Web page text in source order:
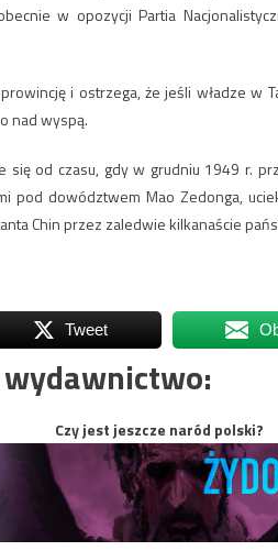
w opozycji Partia
i ostrzega, że jeśli władze w
nad wyspą.
się od czasu, gdy w grudniu 1949 r.
pod dowództwem Mao Zedonga,
Chin przez zaledwie kilkanaście
Tweet
Czy jest jeszcze naród polski?